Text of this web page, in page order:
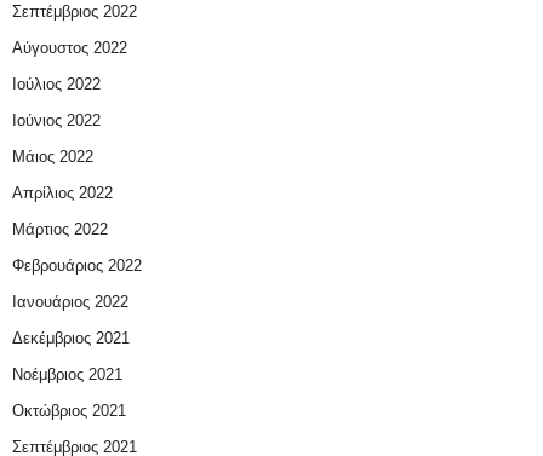
Σεπτέμβριος 2022
Αύγουστος 2022
Ιούλιος 2022
Ιούνιος 2022
Μάιος 2022
Απρίλιος 2022
Μάρτιος 2022
Φεβρουάριος 2022
Ιανουάριος 2022
Δεκέμβριος 2021
Νοέμβριος 2021
Οκτώβριος 2021
Σεπτέμβριος 2021